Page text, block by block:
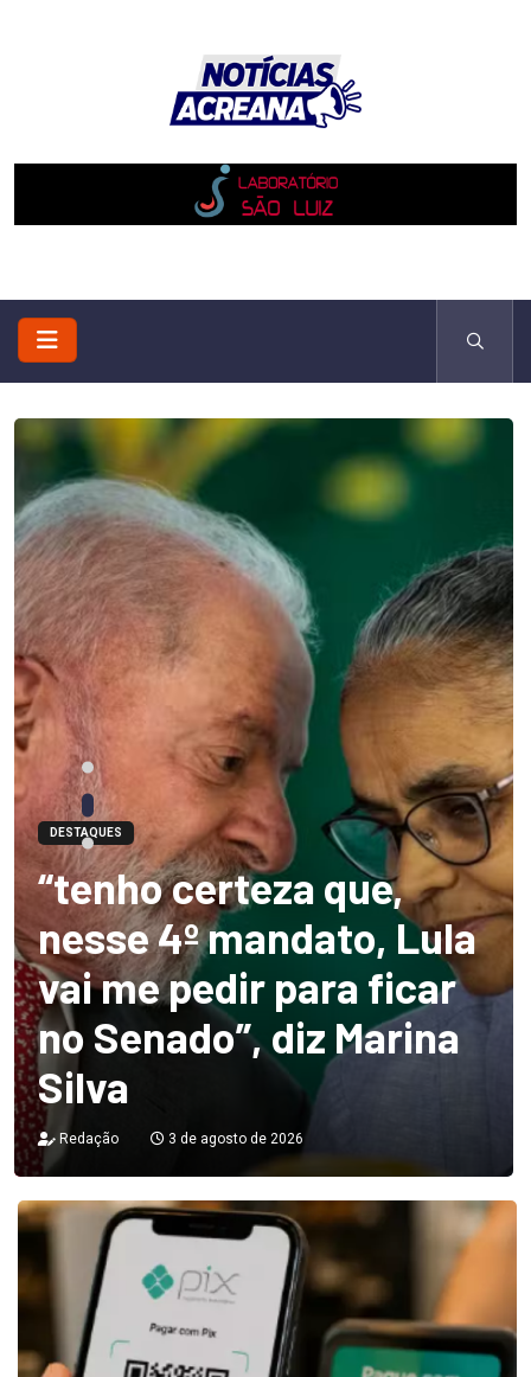
DESTAQUES
“tenho certeza que,
nesse 4º mandato, Lula
vai me pedir para ficar
no Senado”, diz Marina
Silva
Redação 3 de agosto de 2026